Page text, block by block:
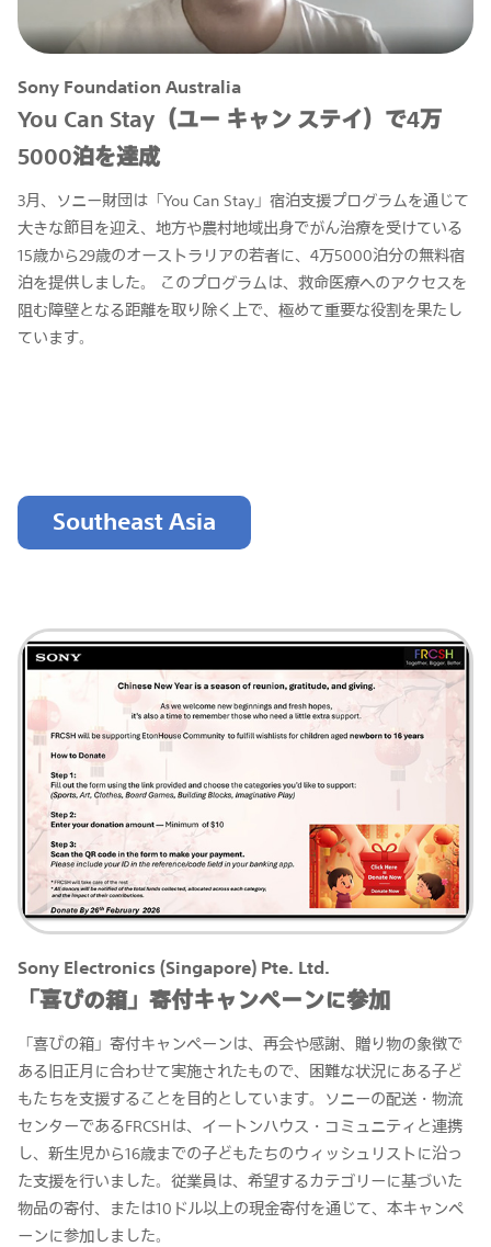
Sony Foundation Australia
You Can Stay（ユー キャン ステイ）で4万
5000泊を達成
3月、ソニー財団は「You Can Stay」宿泊支援プログラムを通じて
大きな節目を迎え、地方や農村地域出身でがん治療を受けている
15歳から29歳のオーストラリアの若者に、4万5000泊分の無料宿
泊を提供しました。 このプログラムは、救命医療へのアクセスを
阻む障壁となる距離を取り除く上で、極めて重要な役割を果たし
ています。
Southeast Asia
Sony Electronics (Singapore) Pte. Ltd.
「喜びの箱」寄付キャンペーンに参加
「喜びの箱」寄付キャンペーンは、再会や感謝、贈り物の象徴で
ある旧正月に合わせて実施されたもので、困難な状況にある子ど
もたちを支援することを目的としています。ソニーの配送・物流
センターであるFRCSHは、イートンハウス・コミュニティと連携
し、新生児から16歳までの子どもたちのウィッシュリストに沿っ
た支援を行いました。従業員は、希望するカテゴリーに基づいた
物品の寄付、または10ドル以上の現金寄付を通じて、本キャンペ
ーンに参加しました。